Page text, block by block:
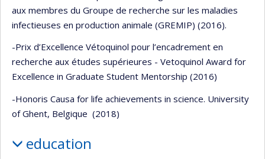
aux membres du Groupe de recherche sur les maladies
infectieuses en production animale (GREMIP) (2016).
-Prix d’Excellence Vétoquinol pour l’encadrement en
recherche aux études supérieures - Vetoquinol Award for
Excellence in Graduate Student Mentorship (2016)
-Honoris Causa for life achievements in science. University
of Ghent, Belgique (2018)
education